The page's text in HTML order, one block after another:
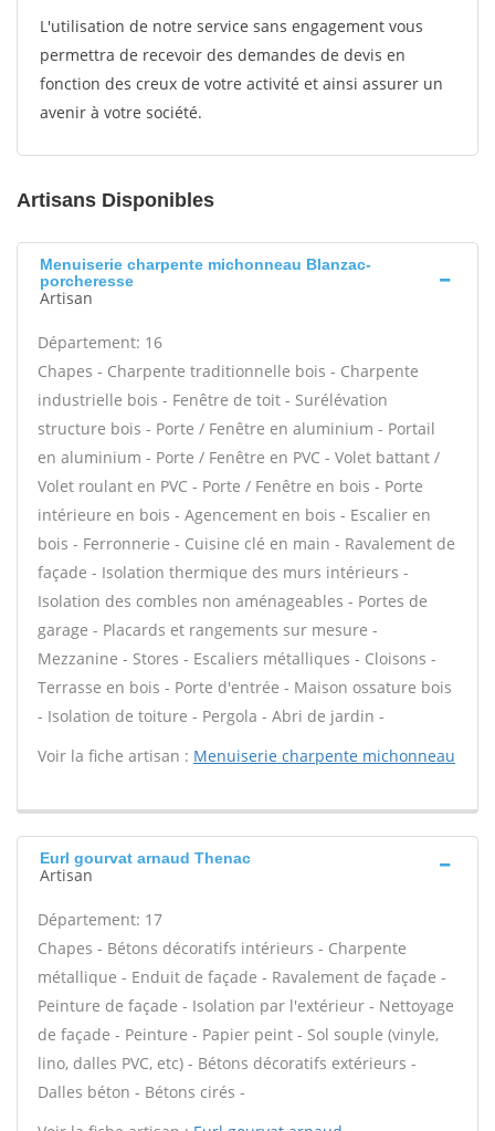
L'utilisation de notre service sans engagement vous
permettra de recevoir des demandes de devis en
fonction des creux de votre activité et ainsi assurer un
avenir à votre société.
Artisans Disponibles
Menuiserie charpente michonneau Blanzac-
porcheresse
Artisan
Département: 16
Chapes - Charpente traditionnelle bois - Charpente
industrielle bois - Fenêtre de toit - Surélévation
structure bois - Porte / Fenêtre en aluminium - Portail
en aluminium - Porte / Fenêtre en PVC - Volet battant /
Volet roulant en PVC - Porte / Fenêtre en bois - Porte
intérieure en bois - Agencement en bois - Escalier en
bois - Ferronnerie - Cuisine clé en main - Ravalement de
façade - Isolation thermique des murs intérieurs -
Isolation des combles non aménageables - Portes de
garage - Placards et rangements sur mesure -
Mezzanine - Stores - Escaliers métalliques - Cloisons -
Terrasse en bois - Porte d'entrée - Maison ossature bois
- Isolation de toiture - Pergola - Abri de jardin -
Voir la fiche artisan : Menuiserie charpente michonneau
Eurl gourvat arnaud Thenac
Artisan
Département: 17
Chapes - Bétons décoratifs intérieurs - Charpente
métallique - Enduit de façade - Ravalement de façade -
Peinture de façade - Isolation par l'extérieur - Nettoyage
de façade - Peinture - Papier peint - Sol souple (vinyle,
lino, dalles PVC, etc) - Bétons décoratifs extérieurs -
Dalles béton - Bétons cirés -